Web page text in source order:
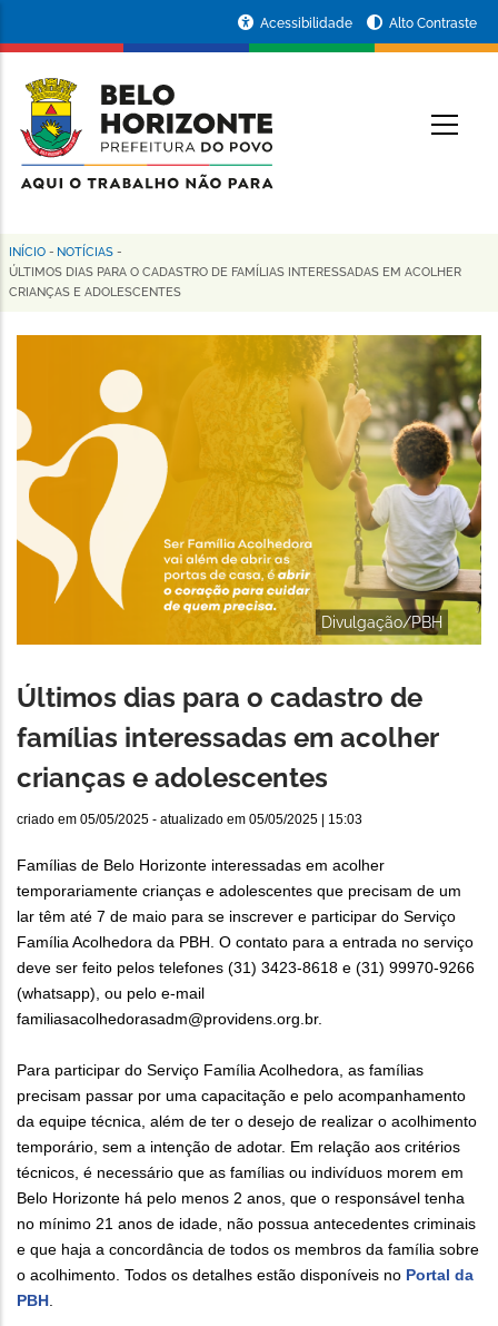
conteúdo
principal
da
Prefeitura
de
Horizonte
Acessibilidade Alto Contraste
Trilha
de
navegação
INÍCIO - NOTÍCIAS -
ÚLTIMOS DIAS PARA O CADASTRO DE FAMÍLIAS INTERESSADAS EM ACOLHER
CRIANÇAS E ADOLESCENTES
Divulgação/PBH
Últimos dias para o cadastro de
famílias interessadas em acolher
crianças e adolescentes
criado em 05/05/2025 - atualizado em 05/05/2025 | 15:03
Famílias de Belo Horizonte interessadas em acolher
temporariamente crianças e adolescentes que precisam de um
lar têm até 7 de maio para se inscrever e participar do Serviço
Família Acolhedora da PBH. O contato para a entrada no serviço
deve ser feito pelos telefones (31) 3423-8618 e (31) 99970-9266
(whatsapp), ou pelo e-mail
familiasacolhedorasadm@providens.org.br.
Para participar do Serviço Família Acolhedora, as famílias
precisam passar por uma capacitação e pelo acompanhamento
da equipe técnica, além de ter o desejo de realizar o acolhimento
temporário, sem a intenção de adotar. Em relação aos critérios
técnicos, é necessário que as famílias ou indivíduos morem em
Belo Horizonte há pelo menos 2 anos, que o responsável tenha
no mínimo 21 anos de idade, não possua antecedentes criminais
e que haja a concordância de todos os membros da família sobre
o acolhimento. Todos os detalhes estão disponíveis no Portal da
PBH.